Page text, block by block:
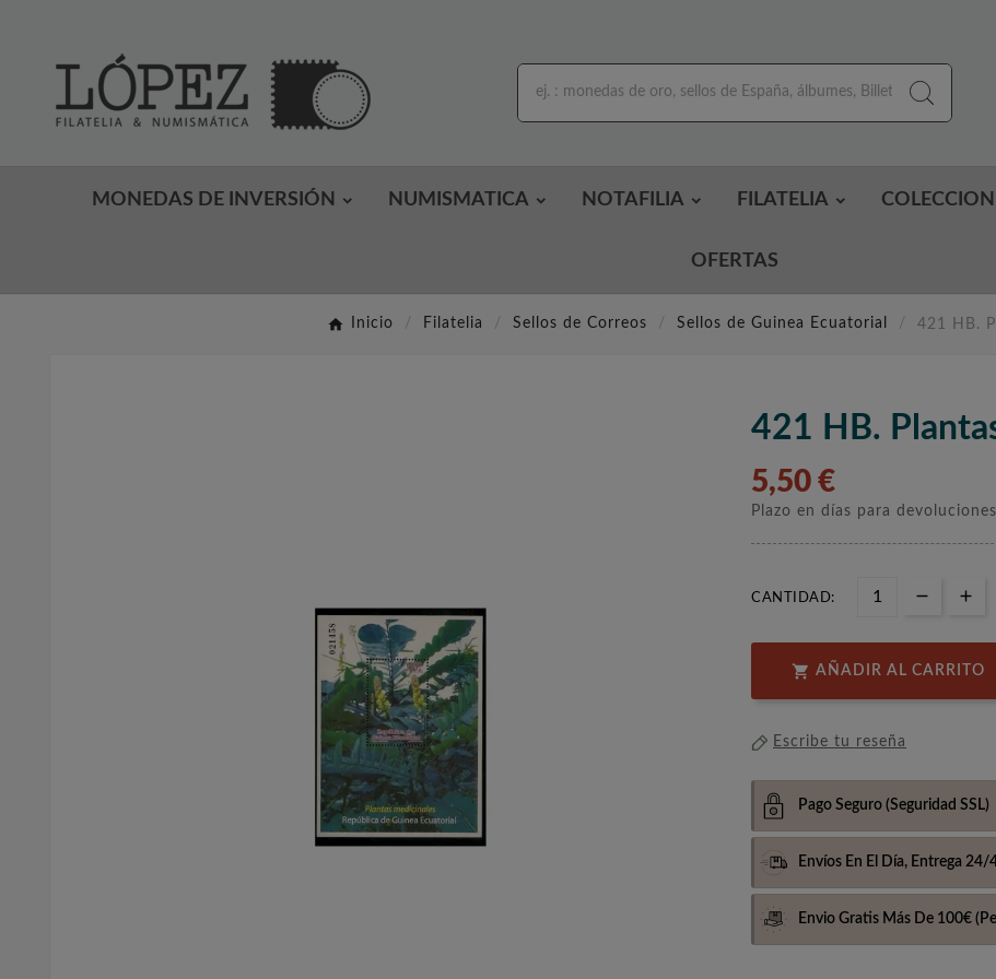
MONEDAS DE INVERSIÓN NUMISMATICA NOTAFILIA FILATELIA
OFERTAS
Inicio Filatelia Sellos de Correos Sellos de Guinea Ecuatorial 421 HB.
421 HB.
5,50 €
Plazo en días para
CANTIDAD:
 AÑADIR AL CARRITO
Escribe tu reseña
Pago Seguro (Seguridad SSL)
Envíos En El Día, Entrega 24/
Envio Gratis Más De 100€